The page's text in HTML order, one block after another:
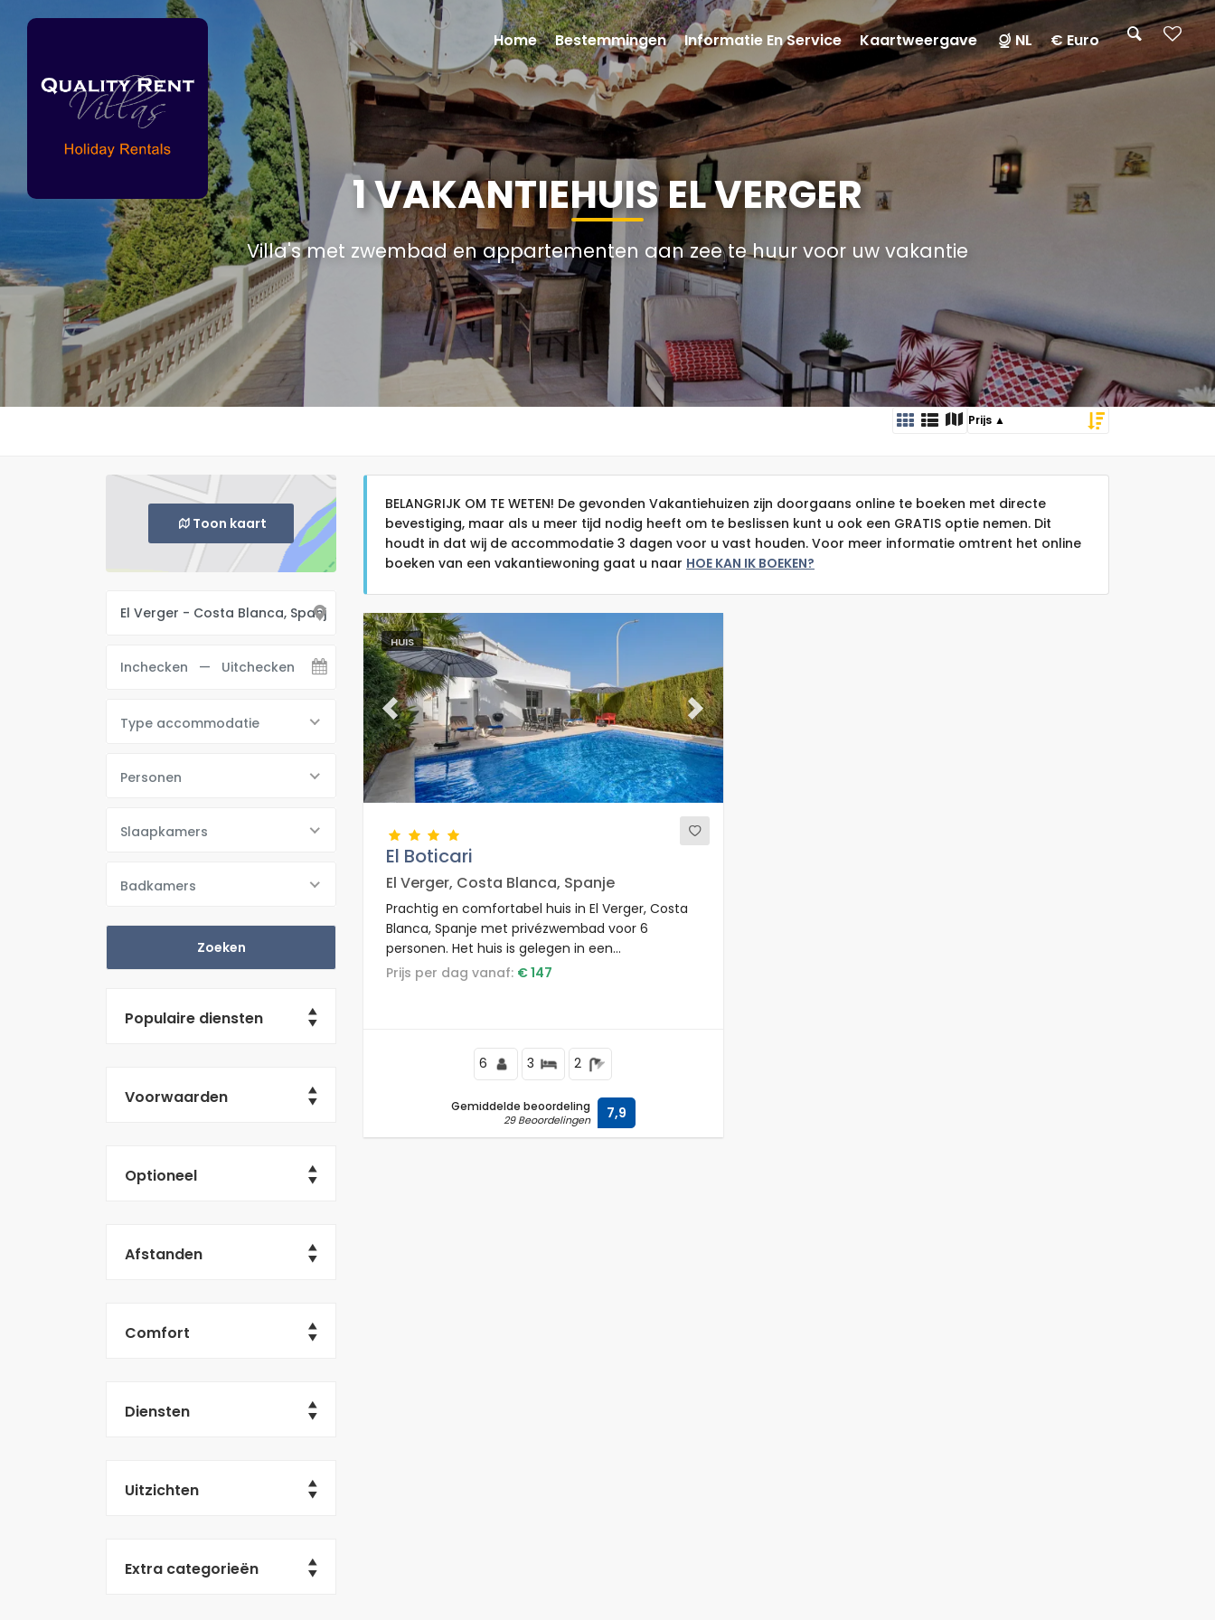
1 VAKANTIEHUIS EL VERGER
Villa's met zwembad en appartementen aan zee te huur voor uw vakantie
Toon kaart
Type accommodatie
Personen
Slaapkamers
Badkamers
Populaire diensten
Voorwaarden
Optioneel
Afstanden
Comfort
Diensten
Uitzichten
Extra categorieën
BELANGRIJK OM TE WETEN! De gevonden Vakantiehuizen zijn doorgaans online te boeken met directe
bevestiging, maar als u meer tijd nodig heeft om te beslissen kunt u ook een GRATIS optie nemen. Dit
houdt in dat wij de accommodatie 3 dagen voor u vast houden. Voor meer informatie omtrent het online
boeken van een vakantiewoning gaat u naar HOE KAN IK BOEKEN?
HUIS
Previous Next
El Boticari
El Verger, Costa Blanca, Spanje
Prachtig en comfortabel huis in El Verger, Costa
Blanca, Spanje met privézwembad voor 6
personen. Het huis is gelegen in een
woonstrandgebied, dicht bij restaurants en bars,
Prijs per dag vanaf: € 147
6 3 2
Gemiddelde beoordeling
29 Beoordelingen 7,9
Home Bestemmingen Informatie En Service Kaartweergave NL € Euro